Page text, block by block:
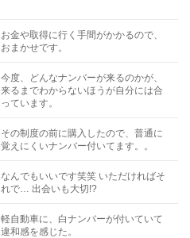
お金や取得に行く手間がかかるので、
おまかせです。
今度、どんなナンバーが来るのかが、
来るまでわからないほうが自分には合
っています。
その制度の前に購入したので、普通に
覚えにくいナンバー付いてます。。
なんでもいいです笑笑 いただければそ
れで… 出会いも大切!?
軽自動車に、白ナンバーが付いていて
違和感を感じた。